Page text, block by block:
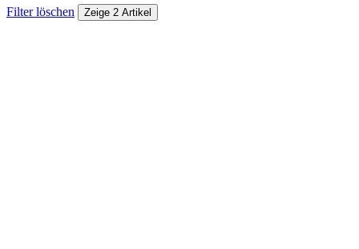
Filter löschen Zeige 2 Artikel